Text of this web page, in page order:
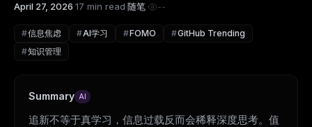
April 27, 2026 17 min read 随笔 --
#信息焦虑 #AI学习 #FOMO #GitHub Trending
#知识管理
Summary AI
追新不等于真学习，信息过载反而会稀释深度思考。值